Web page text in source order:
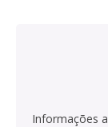
Informações